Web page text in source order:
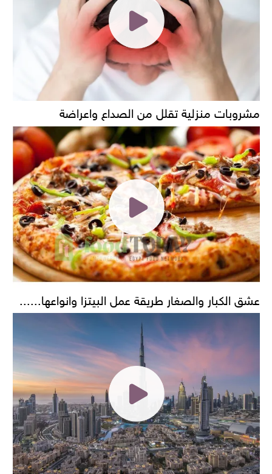
مشروبات منزلية تقلل من الصداع واعراضة
عشق الكبار والصغار طريقة عمل البيتزا وانواعها......